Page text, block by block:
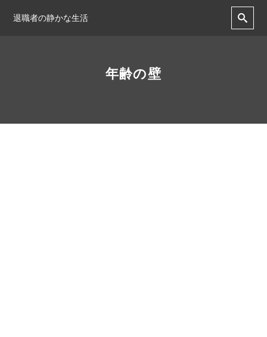
退職者の静かな生活
年齢の壁